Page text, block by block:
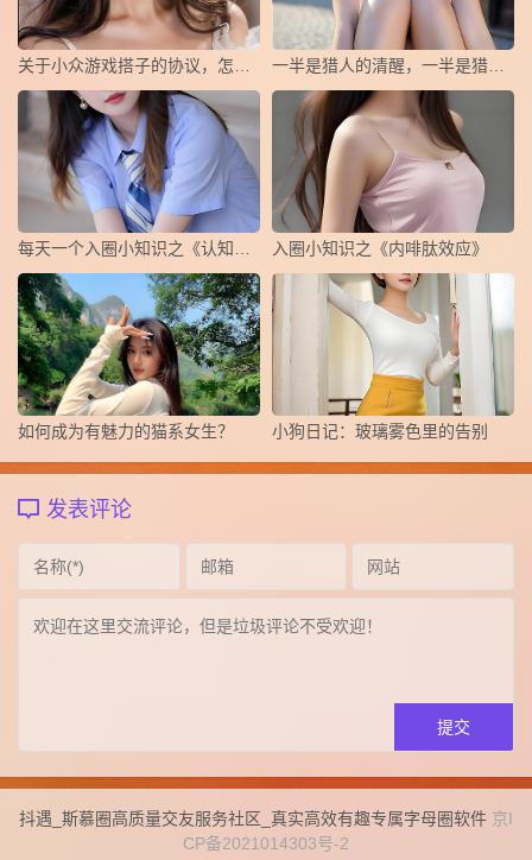
关于小众游戏搭子的协议，怎么写？ 一半是猎人的清醒，一半是猎物的俯首
每天一个入圈小知识之《认知失调》 ​入圈小知识之《内啡肽效应》
如何成为有魅力的猫系女生？ 小狗日记：玻璃雾色里的告别
发表评论
抖遇_斯慕圈高质量交友服务社区_真实高效有趣专属字母圈软件 京I
CP备2021014303号-2